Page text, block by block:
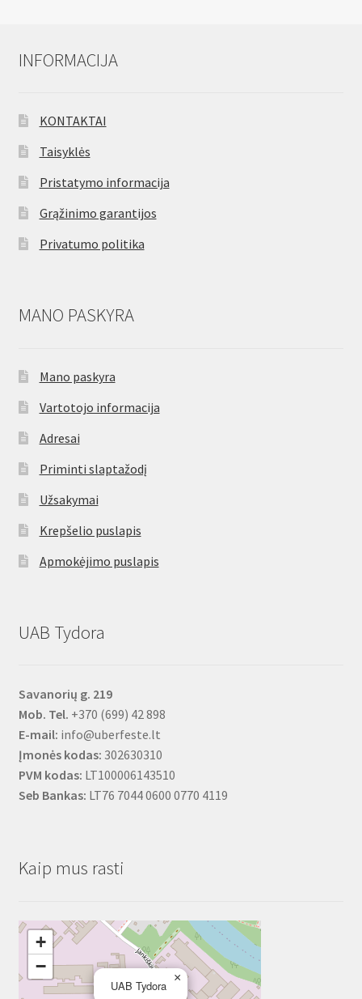
INFORMACIJA
KONTAKTAI
Taisyklės
Pristatymo informacija
Grąžinimo garantijos
Privatumo politika
MANO PASKYRA
Mano paskyra
Vartotojo informacija
Adresai
Priminti slaptažodį
Užsakymai
Krepšelio puslapis
Apmokėjimo puslapis
UAB Tydora
Savanorių g. 219
Mob. Tel. +370 (699) 42 898
E-mail: info@uberfeste.lt
Įmonės kodas: 302630310
PVM kodas: LT100006143510
Seb Bankas: LT76 7044 0600 0770 4119
Kaip mus rasti
UAB Tydora
×
+
−